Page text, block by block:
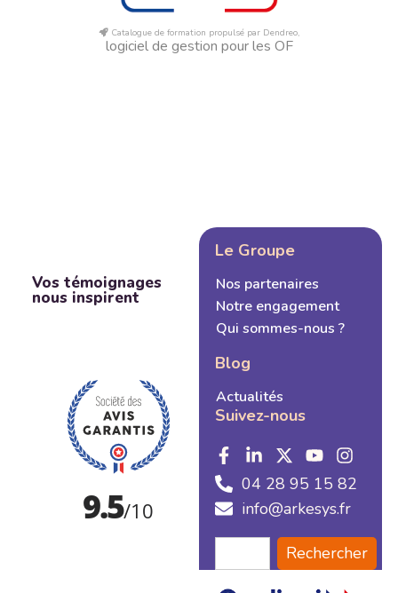
Catalogue de formation propulsé par Dendreo,
logiciel de gestion pour les OF
Vos témoignages
nous inspirent
Le Groupe
Nos partenaires
Notre engagement
Qui sommes-nous ?
Blog
Actualités
Suivez-nous
04 28 95 15 82
info@arkesys.fr
Rechercher